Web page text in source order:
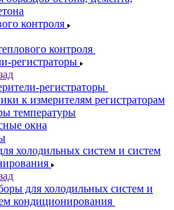
контроля
контроля
регистраторы
регистраторы
к измерителям регистраторам
температуры
окна
холодильных систем и систем
для холодильных систем и
кондиционирования